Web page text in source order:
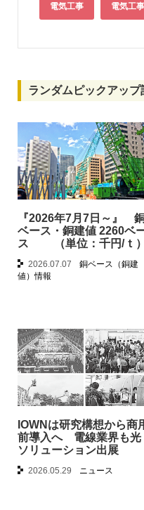
電気工事 電気工
ランダムピックアップ
『2026年7月7日～』 銅
ベース・銅建値 2260ベ
ス （単位：千円/ｔ）
2026.07.07
銅ベース（銅建
値）情報
IOWNは研究構想から商
前導入へ 電線業界も光
ソリューション出展
2026.05.29 ニュース